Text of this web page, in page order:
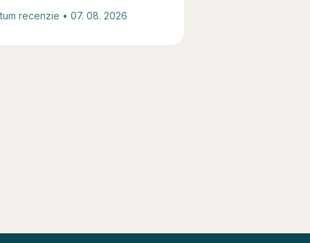
recenzie • 07. 08. 2026